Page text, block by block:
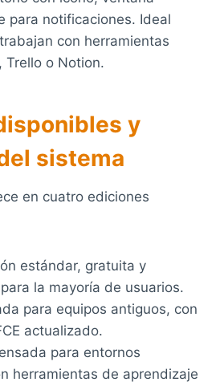
para notificaciones. Ideal
con herramientas
Trello o Notion.
y
sistema
en cuatro ediciones
estándar, gratuita y
la mayoría de usuarios.
para equipos antiguos, con
actualizado.
para entornos
herramientas de aprendizaje